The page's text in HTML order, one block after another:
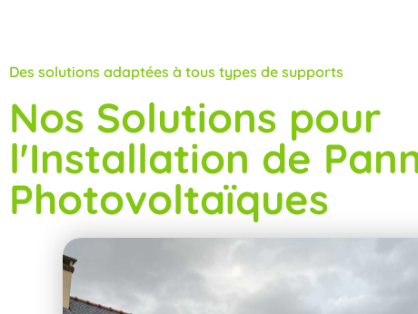
Des solutions adaptées à tous types de supports
Nos Solutions pour
l'Installation de
Photovoltaïques